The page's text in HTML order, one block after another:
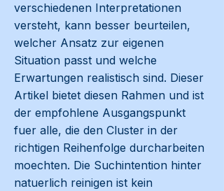
verschiedenen Interpretationen
versteht, kann besser beurteilen,
welcher Ansatz zur eigenen
Situation passt und welche
Erwartungen realistisch sind. Dieser
Artikel bietet diesen Rahmen und ist
der empfohlene Ausgangspunkt
fuer alle, die den Cluster in der
richtigen Reihenfolge durcharbeiten
moechten. Die Suchintention hinter
natuerlich reinigen ist kein